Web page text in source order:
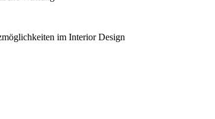
im Interior Design